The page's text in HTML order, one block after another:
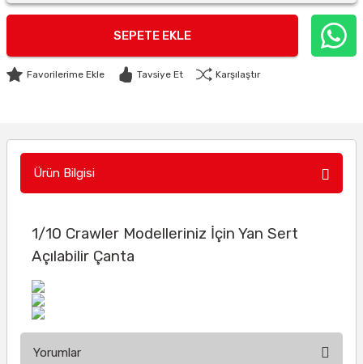
SEPETE EKLE
Tavsiye Et Karşılaştır
Ürün Bilgisi
1/10 Crawler Modelleriniz İçin Yan Sert
Açılabilir Çanta
Yorumlar